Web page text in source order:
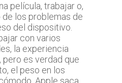
película, trabajar o,
de los problemas de
del dispositivo.
con varios
la experiencia
pero es verdad que
el peso en los
Apple saca